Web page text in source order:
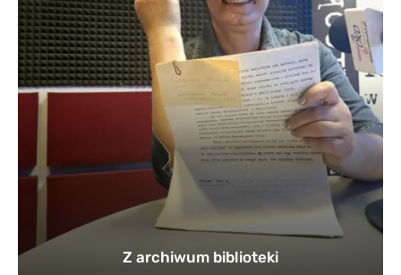
Z archiwum biblioteki